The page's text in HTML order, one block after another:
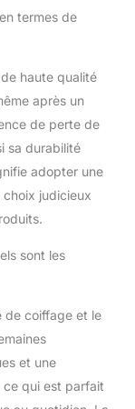
haute
dentelle
: HD 13
les
nos
sont
pour
les
une
termes de
haute qualité
après un
de perte de
sa durabilité
adopter une
judicieux
sont les
de coiffage et le
et une
ce qui est parfait